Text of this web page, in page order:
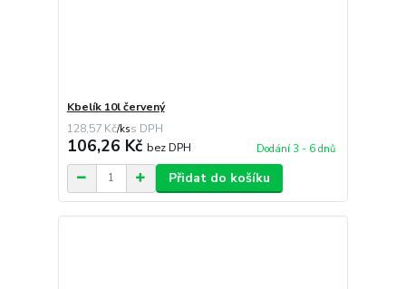
Kbelík 10l červený
128,57 Kč/ks
106,26 Kč bez DPH Dodání 3 - 6 dnů
Přidat do košíku